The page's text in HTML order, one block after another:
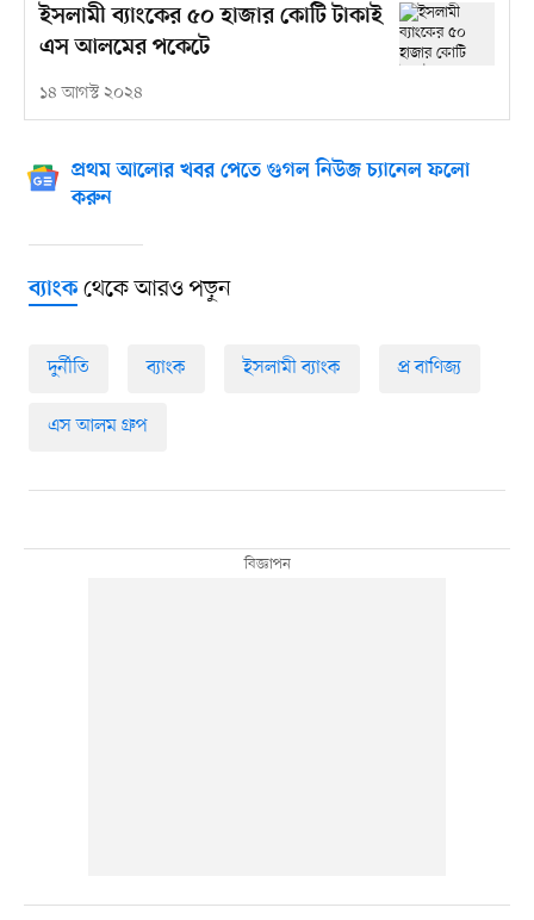
ইসলামী ব্যাংকের ৫০ হাজার কোটি টাকাই
এস আলমের পকেটে
১৪ আগস্ট ২০২৪
প্রথম আলোর খবর পেতে গুগল নিউজ চ্যানেল ফলো
করুন
ব্যাংকথেকে আরও পড়ুন
দুর্নীতি ব্যাংক ইসলামী ব্যাংক প্র বাণিজ্য
এস আলম গ্রুপ